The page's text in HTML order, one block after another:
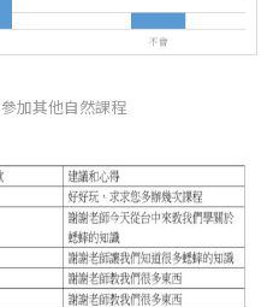
加其他自然課程